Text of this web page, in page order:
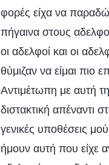
φορές είχα να
πήγαινα στους
οι αδελφοί και οι
θύμιζαν να είμαι πιο
Αντιμέτωπη με αυτή
διστακτική απέναντι
γενικές υποθέσεις
ήμουν αυτή που είχε